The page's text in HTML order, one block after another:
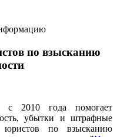
по взысканию
с 2010 года помогает
убытки и штрафные
по взысканию